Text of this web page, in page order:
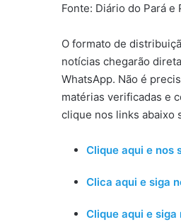
Fonte: Diário do Pará
O formato de
notícias chegarão
WhatsApp. Não é
matérias verificadas e
clique nos links abaixo
Clique aqui e nos
Clica aqui e siga
Clique aqui e siga